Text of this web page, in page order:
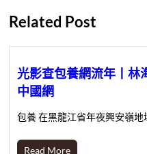
Related Post
光影查包養網流年丨林
中國網
包養 在黑龍江省年夜興安嶺
Read More